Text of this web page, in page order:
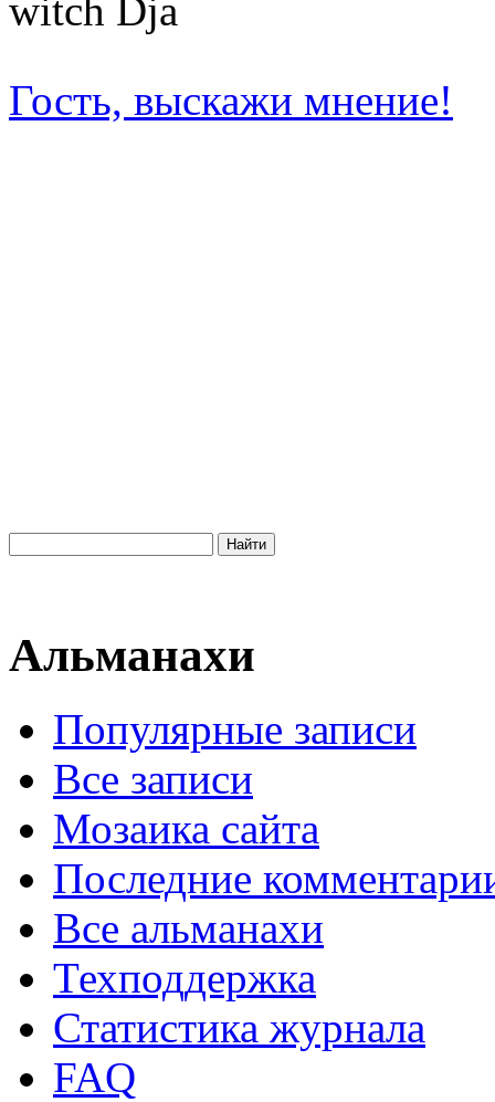
witch Dja
Гость, выскажи мнение!
Альманахи
Популярные записи
Все записи
Мозаика сайта
Последние
Все альманахи
Техподдержка
Статистика журнала
FAQ